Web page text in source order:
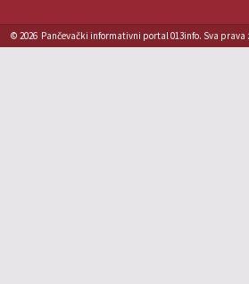
© 2026 Pančevački informativni portal 013info. Sva prava